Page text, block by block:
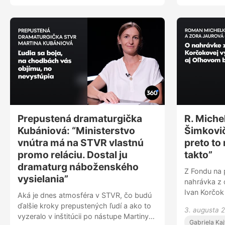
Prepustená dramaturgička
Kubániová: “Ministerstvo
vnútra má na STVR vlastnú
promo reláciu. Dostal ju
dramaturg náboženského
vysielania”
Aká je dnes atmosféra v STVR, čo budú
ďalšie kroky prepustených ľudí a ako to
vyzeralo v inštitúcii po nástupe Martiny
R.
preto to
takto”
Z Fondu na
nahrávka z
Ivan
3. augusta
Gabriela